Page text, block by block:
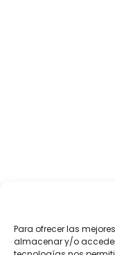
Para ofrecer las
almacenar y/o